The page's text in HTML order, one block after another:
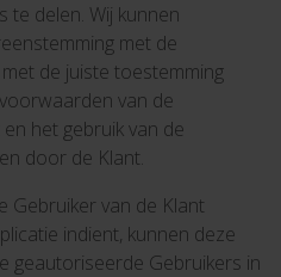
te delen. Wij kunnen
met de
de juiste toestemming
van de
het gebruik van de
door de Klant.
Gebruiker van de Klant
indient, kunnen deze
geautoriseerde Gebruikers in